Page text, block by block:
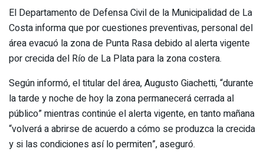
El Departamento de Defensa Civil de la Municipalidad de La
Costa informa que por cuestiones preventivas, personal del
área evacuó la zona de Punta Rasa debido al alerta vigente
por crecida del Río de La Plata para la zona costera.
Según informó, el titular del área, Augusto Giachetti, “durante
la tarde y noche de hoy la zona permanecerá cerrada al
público” mientras continúe el alerta vigente, en tanto mañana
“volverá a abrirse de acuerdo a cómo se produzca la crecida
y si las condiciones así lo permiten”, aseguró.